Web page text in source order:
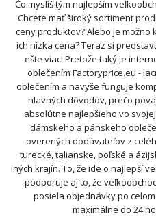
Čo myslíš tým najlepším
Chcete mať široký sortiment
ceny produktov? Alebo je
ich nízka cena? Teraz si
ešte viac! Pretože taký je
oblečením Factoryprice.eu -
oblečením a navyše funguje
hlavných dôvodov, prečo
absolútne najlepšieho vo
dámskeho a pánskeho
overených dodávateľov z
turecké, talianske, poľské a
iných krajín. To, že ide o najlepší
podporuje aj to, že
posiela objednávky po
maximálne do 24